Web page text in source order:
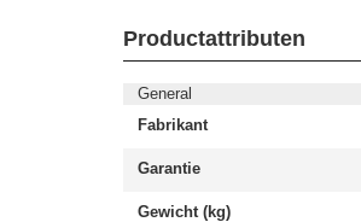
Productattributen
General
Fabrikant
Garantie
Gewicht (kg)